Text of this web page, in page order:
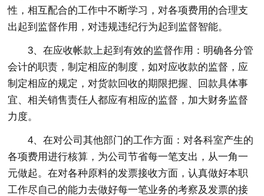
性，相互配合的工作中不断学习，对各项费用的合理支
出起到监督作用，对违规违纪行为起到监督智能。
3、在应收帐款上起到有效的监督作用：明确各分管
会计的职责，制定相应的制度，如对应收款的监督，应
制定相应的规定，对货款回收的期限把握、回款具体事
宜、相关销售责任人都应有相应的监督，加大财务监督
力度。
4、在对公司其他部门的工作方面：对各科室产生的
各项费用进行核算，为公司节省每一笔支出，从一角一
元做起。在对各种原料的发票接收方面，认真做好本职
工作尽自己的能力去做好每一笔业务的考察及发票的接